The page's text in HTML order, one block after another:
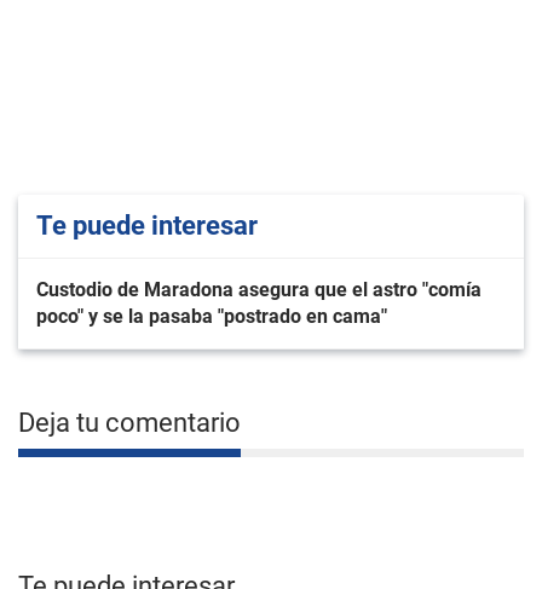
Te puede interesar
Custodio de Maradona asegura que el astro "comía
poco" y se la pasaba "postrado en cama"
Deja tu comentario